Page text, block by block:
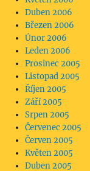
Duben 2006
Březen 2006
Únor 2006
Leden 2006
Prosinec 2005
Listopad 2005
Říjen 2005
Září 2005
Srpen 2005
Červenec 2005
Červen 2005
Květen 2005
Duben 2005